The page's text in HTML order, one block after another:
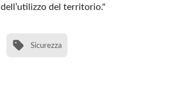
dell’utilizzo del territorio."
Sicurezza